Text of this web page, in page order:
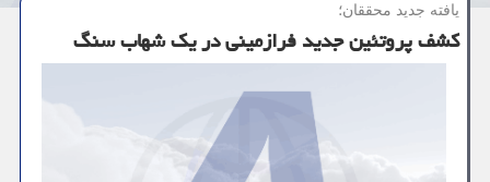
یافته جدید محققان؛
كشف پروتئین جدید فرازمینی در یك شهاب سنگ